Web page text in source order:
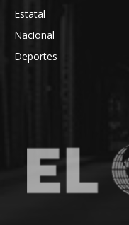
Estatal
Nacional
Deportes